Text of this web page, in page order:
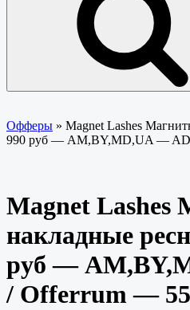
Офферы » Magnet Lashes
990 руб — AM,BY,MD,UA —
Magnet Lashes
накладные
руб —
/ Offerrum —